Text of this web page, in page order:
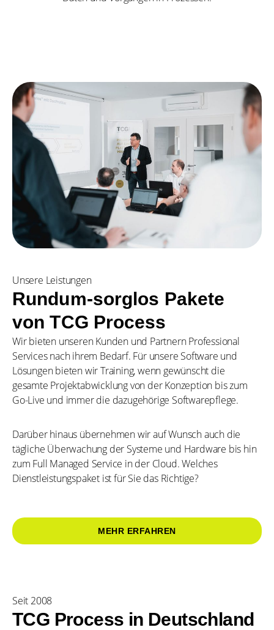
Unsere Leistungen​
Rundum-sorglos Pakete
von TCG Process​
Wir bieten unseren Kunden und Partnern Professional
Services nach ihrem Bedarf. Für unsere Software und
Lösungen bieten wir Training, wenn gewünscht die
gesamte Projektabwicklung von der Konzeption bis zum
Go-Live und immer die dazugehörige Softwarepflege.
Darüber hinaus übernehmen wir auf Wunsch auch die
tägliche Überwachung der Systeme und Hardware bis hin
zum Full Managed Service in der Cloud. Welches
Dienstleistungspaket ist für Sie das Richtige?
MEHR ERFAHREN
Seit 2008
TCG Process in Deutschland